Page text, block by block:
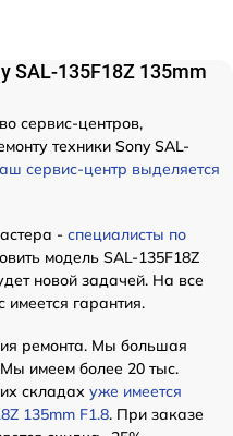
SAL-135F18Z 135mm
сервис-центров,
техники Sony SAL-
сервис-центр выделяется
- специалисты по
модель SAL-135F18Z
новой задачей. На все
гарантия.
ремонта. Мы большая
Мы имеем более 20 тыс.
складах уже имеется
135mm F1.8. При заказе